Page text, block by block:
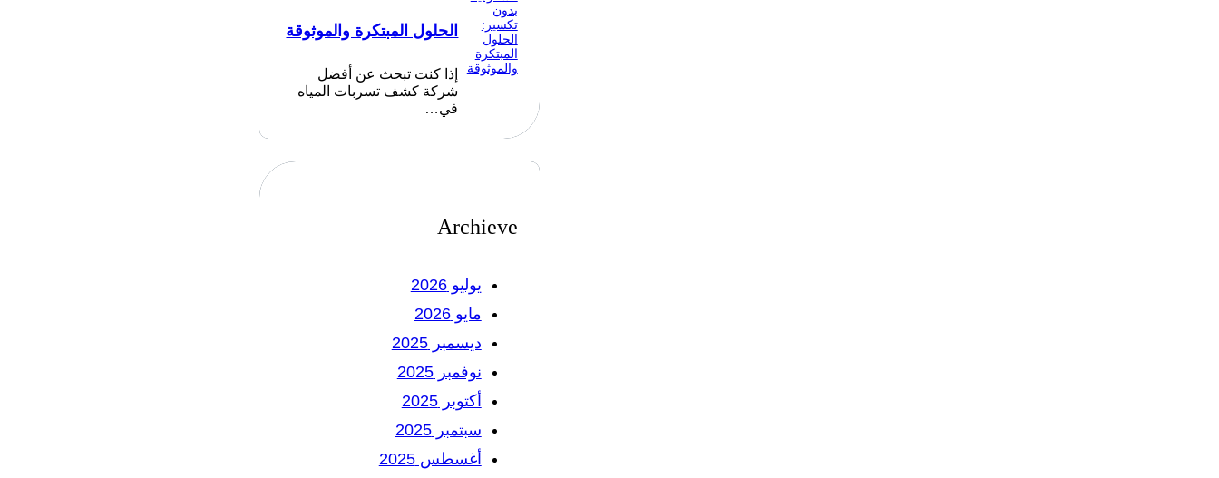
الحلول المبتكرة والموثوقة
إذا كنت تبحث عن أفضل
شركة كشف تسربات المياه
في…
Archieve
يوليو 2026
مايو 2026
ديسمبر 2025
نوفمبر 2025
أكتوبر 2025
سبتمبر 2025
أغسطس 2025